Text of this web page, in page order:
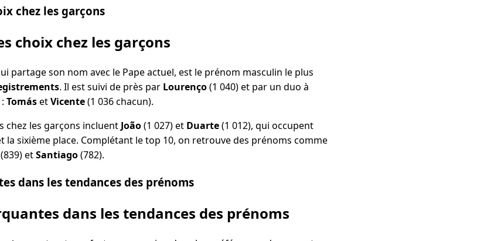
chez les garçons
choix chez les garçons
partage son nom avec le Pape actuel, est le prénom masculin le plus
. Il est suivi de près par Lourenço(1 040) et par un duo à
TomásetVicente(1 036 chacun).
chez les garçons incluent João(1 027) et Duarte(1 012), qui occupent
la sixième place. Complétant le top 10, on retrouve des prénoms comme
(839) etSantiago(782).
dans les tendances des prénoms
dans les tendances des prénoms